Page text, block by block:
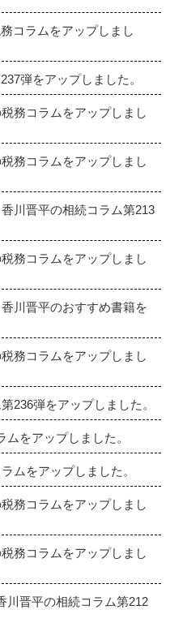
コラムをアップしまし
弾をアップしました。
務コラムをアップしまし
務コラムをアップしまし
川晋平の相続コラム第213
務コラムをアップしまし
川晋平のおすすめ書籍を
務コラムをアップしまし
236弾をアップしました。
をアップしました。
ムをアップしました。
務コラムをアップしまし
務コラムをアップしまし
晋平の相続コラム第212